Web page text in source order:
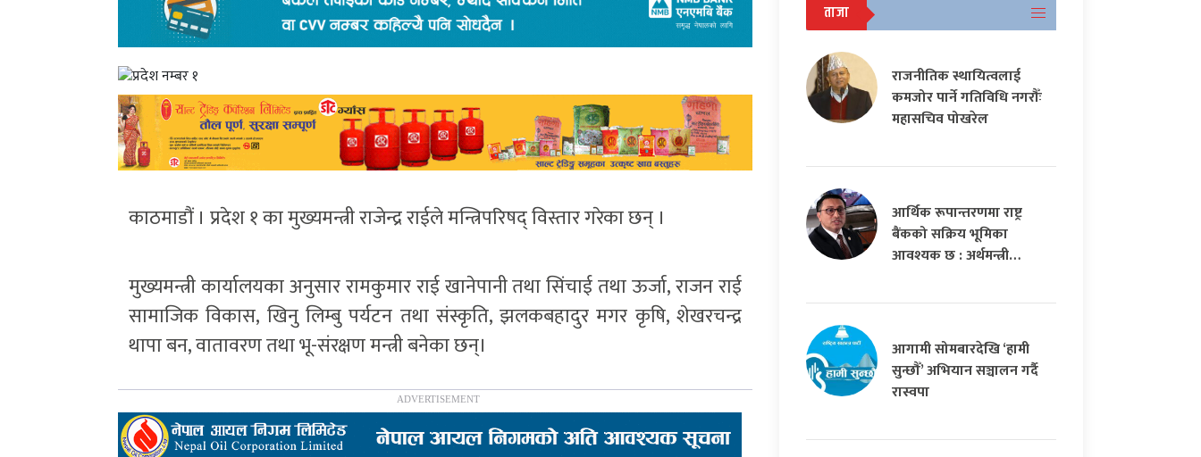
काठमाडौं । प्रदेश १ का मुख्यमन्त्री राजेन्द्र राईले मन्त्रिपरिषद् विस्तार गरेका छन् ।
मुख्यमन्त्री कार्यालयका अनुसार रामकुमार राई खानेपानी तथा सिंचाई तथा ऊर्जा, राजन राई
सामाजिक विकास, खिनु लिम्बु पर्यटन तथा संस्कृति, झलकबहादुर मगर कृषि, शेखरचन्द्र
थापा बन, वातावरण तथा भू-संरक्षण मन्त्री बनेका छन्।
ताजा
राजनीतिक स्थायित्वलाई
कमजोर पार्ने गतिविधि नगरौँः
महासचिव पोखरेल
आर्थिक रूपान्तरणमा राष्ट्र
बैंकको सक्रिय भूमिका
आवश्यक छ : अर्थमन्त्री…
आगामी सोमबारदेखि ‘हामी
सुन्छौँ’ अभियान सञ्चालन गर्दै
रास्वपा